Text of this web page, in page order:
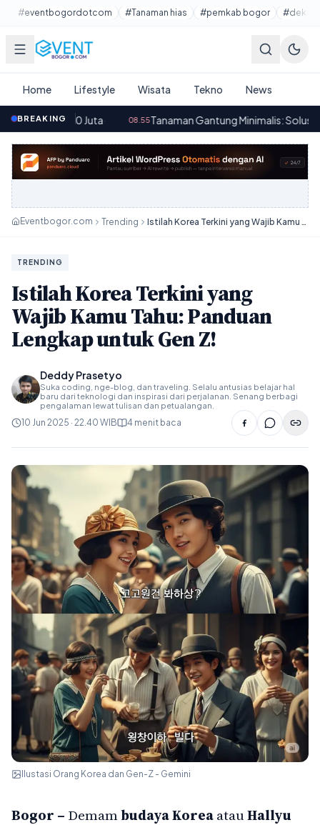
Lewati ke konten utama
#eventbogordotcom #Tanaman hias #pemkab bogor
Home Lifestyle Wisata Tekno News
BREAKING
· 08.55 Tanaman Gantung Minimalis: Solusi Dekorasi Rumah
Eventbogor.com Trending Istilah Korea Terkini yang Wajib Kamu Tahu: Panduan Lengkap untuk Gen Z!
TRENDING
Istilah Korea Terkini yang
Wajib Kamu Tahu: Panduan
Lengkap untuk Gen Z!
Deddy Prasetyo
Suka coding, nge-blog, dan traveling. Selalu antusias belajar hal
baru dari teknologi dan inspirasi dari perjalanan. Senang berbagi
pengalaman lewat tulisan dan petualangan.
10 Jun 2025 · 22.40 WIB 4 menit baca
Ilustasi Orang Korea dan Gen-Z - Gemini
Bogor – Demambudaya KoreaatauHallyu